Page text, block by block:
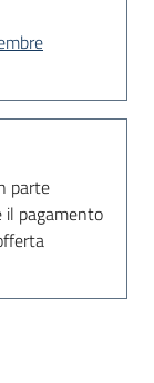
parte
il pagamento